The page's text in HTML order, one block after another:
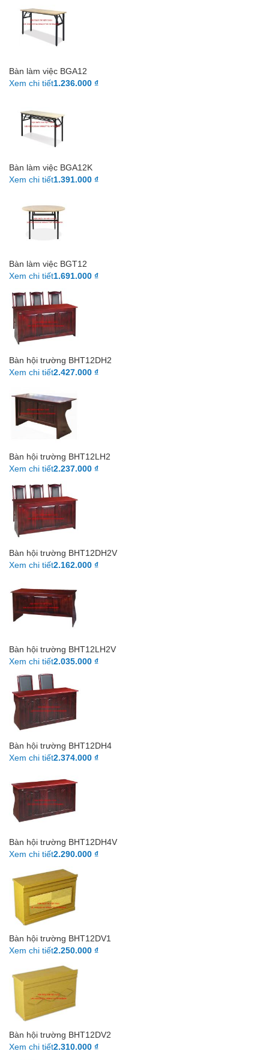
Bàn làm việc BGA12
Xem chi tiết1.236.000 ₫
Bàn làm việc BGA12K
Xem chi tiết1.391.000 ₫
Bàn làm việc BGT12
Xem chi tiết1.691.000 ₫
Bàn hội trường BHT12DH2
Xem chi tiết2.427.000 ₫
Bàn hội trường BHT12LH2
Xem chi tiết2.237.000 ₫
Bàn hội trường BHT12DH2V
Xem chi tiết2.162.000 ₫
Bàn hội trường BHT12LH2V
Xem chi tiết2.035.000 ₫
Bàn hội trường BHT12DH4
Xem chi tiết2.374.000 ₫
Bàn hội trường BHT12DH4V
Xem chi tiết2.290.000 ₫
Bàn hội trường BHT12DV1
Xem chi tiết2.250.000 ₫
Bàn hội trường BHT12DV2
Xem chi tiết2.310.000 ₫